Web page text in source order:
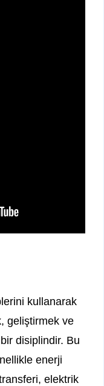
kullanarak
geliştirmek ve
disiplindir. Bu
enerji
elektrik